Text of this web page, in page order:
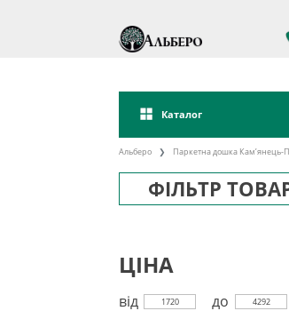
Каталог
Альберо Паркетна дошка Кам’янець-
ФІЛЬТР
ЦІНА
від 1720 до 4292